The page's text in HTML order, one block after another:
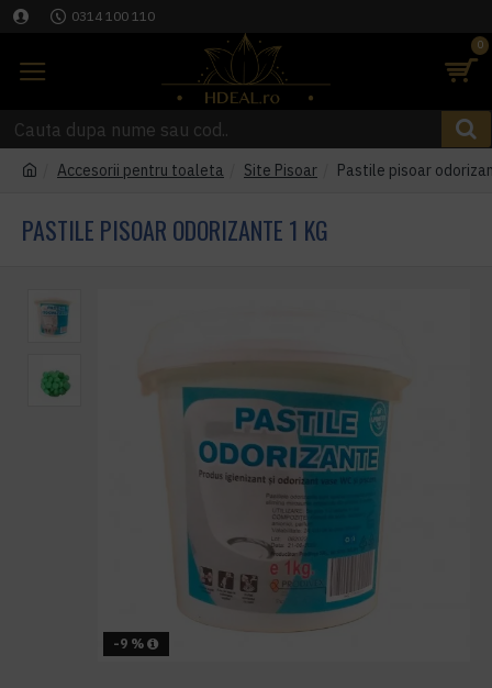
0314 100 110
0
Accesorii pentru toaleta Site Pisoar Pastile pisoar
PASTILE PISOAR ODORIZANTE 1 KG
-9 %